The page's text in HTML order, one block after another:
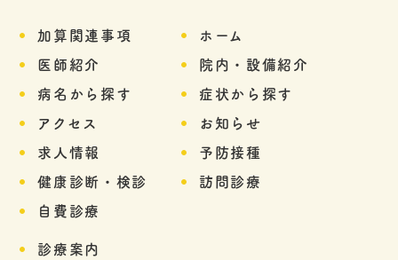
加算関連事項 ホーム
医師紹介 院内・設備紹介
病名から探す 症状から探す
アクセス お知らせ
求人情報 予防接種
健康診断・検診 訪問診療
自費診療
診療案内